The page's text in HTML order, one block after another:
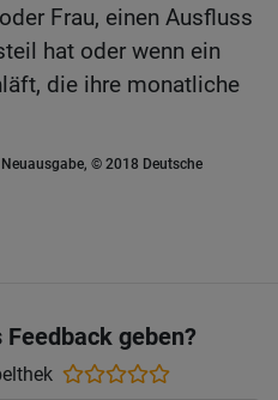
Frau, einen Ausfluss
hat oder wenn ein
die ihre monatliche
© 2018 Deutsche
geben?